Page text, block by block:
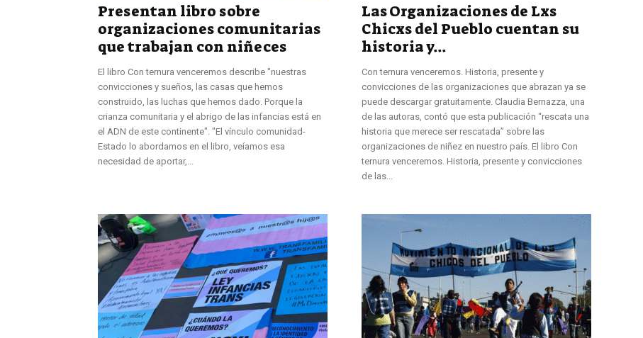
Presentan libro sobre
organizaciones comunitarias
que trabajan con niñeces
El libro Con ternura venceremos describe "nuestras
convicciones y sueños, las casas que hemos
construido, las luchas que hemos dado. Porque la
crianza comunitaria y el abrigo de las infancias está en
el ADN de este continente". "El vínculo comunidad-
Estado lo abordamos en el libro, veíamos esa
necesidad de aportar,...
Las Organizaciones de Lxs
Chicxs del Pueblo cuentan su
historia y...
Con ternura venceremos. Historia, presente y
convicciones de las organizaciones que abrazan ya se
puede descargar gratuitamente. Claudia Bernazza, una
de las autoras, contó que esta publicación “rescata una
historia que merece ser rescatada” sobre las
organizaciones de niñez en nuestro país. El libro Con
ternura venceremos. Historia, presente y convicciones
de las...